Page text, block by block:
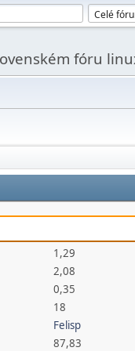
fóru
1,29
2,08
0,35
18
Felisp
87,83